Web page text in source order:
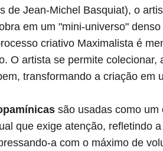
de Jean-Michel Basquiat), o
em um "mini-universo"
criativo Maximalista é
O artista se permite colecionar,
transformando a criação em
são usadas como um
que exige atenção, refletindo
a com o máximo de